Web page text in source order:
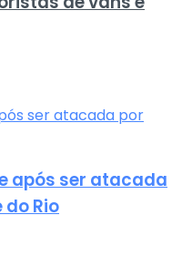
após ser atacada
Rio